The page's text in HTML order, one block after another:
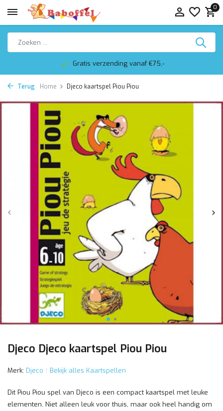
0
Gratis verzending vanaf €75,-
Terug Home Djeco kaartspel Piou Piou
Djeco Djeco kaartspel Piou Piou
Merk: Djeco Bekijk alles Kaartspellen
Dit Piou Piou spel van Djeco is een compact kaartspel met leuke
elementen. Niet alleen leuk voor thuis, maar ook heel handig om